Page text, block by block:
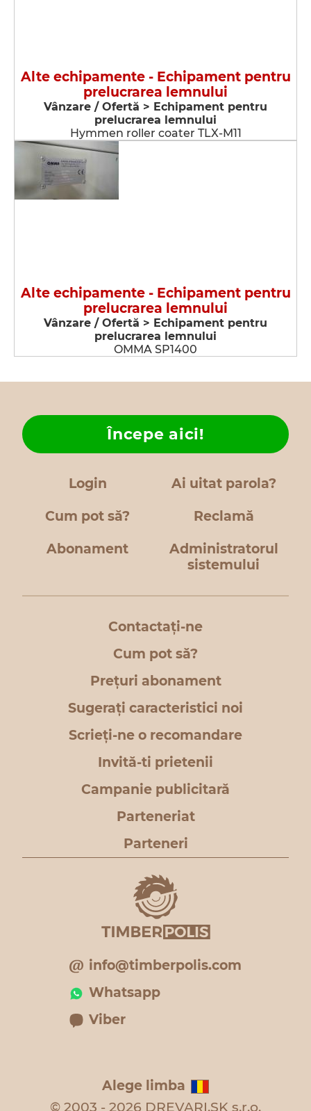
Alte echipamente - Echipament pentru
prelucrarea lemnului
Vânzare / Ofertă > Echipament pentru
prelucrarea lemnului
Hymmen roller coater TLX-M11
Alte echipamente - Echipament pentru
prelucrarea lemnului
Vânzare / Ofertă > Echipament pentru
prelucrarea lemnului
OMMA SP1400
Login Ai uitat parola?
Cum pot să?
Începe aici!
Reclamă
Abonament
Administratorul
sistemului
Contactați-ne
Cum pot să?
Prețuri abonament
Sugerați caracteristici noi
Scrieți-ne o recomandare
Invită-ti prietenii
Campanie publicitară
Parteneriat
Parteneri
info@timberpolis.com
Whatsapp
Viber
Alege limba
© 2003 - 2026 DREVARI.SK s.r.o.